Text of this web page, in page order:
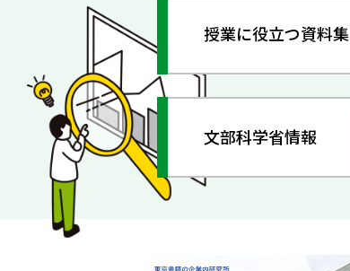
授業に役立つ資料集
文部科学省情報